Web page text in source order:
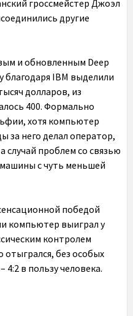
гроссмейстер Джоэл
другие
и обновленным Deep
благодаря IBM выделили
долларов, из
400. Формально
хотя компьютер
за него делал оператор,
случай проблем со связью
с чуть меньшей
победой
компьютер выиграл у
контролем
без особых
4:2 в пользу человека.